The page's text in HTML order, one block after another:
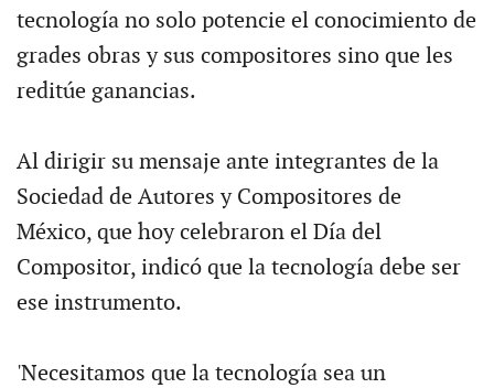
tecnología no solo potencie el conocimiento de
grades obras y sus compositores sino que les
reditúe ganancias.
Al dirigir su mensaje ante integrantes de la
Sociedad de Autores y Compositores de
México, que hoy celebraron el Día del
Compositor, indicó que la tecnología debe ser
ese instrumento.
'Necesitamos que la tecnología sea un